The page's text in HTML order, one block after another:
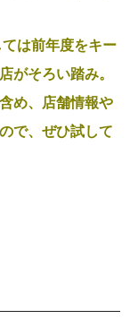
は前年度をキー
がそろい踏み。
め、店舗情報や
で、ぜひ試して